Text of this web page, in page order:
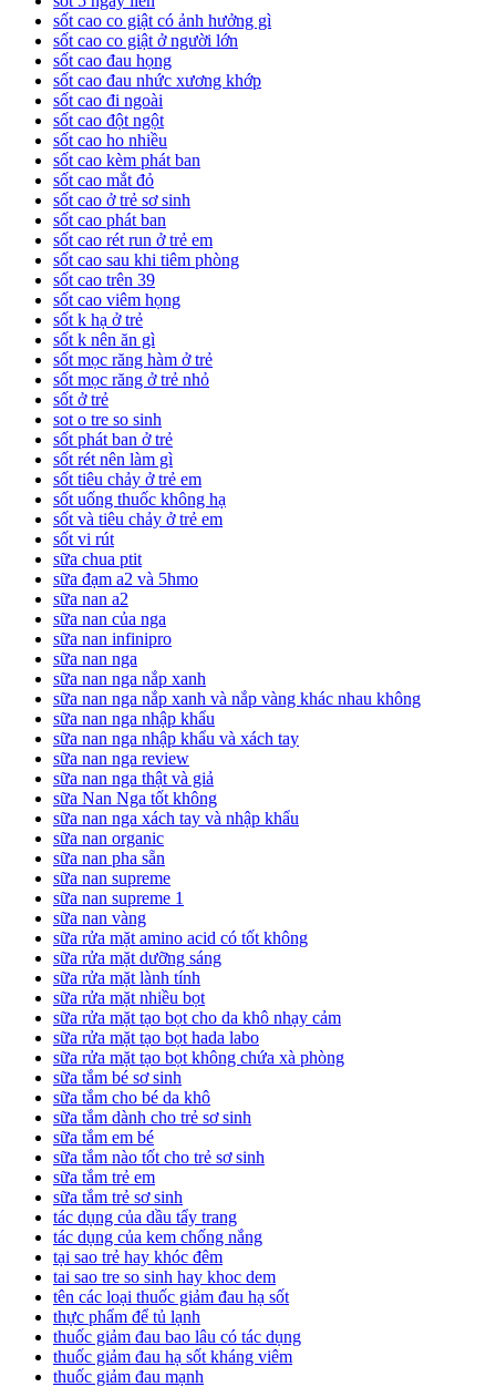
sốt cao co giật có ảnh hưởng gì
sốt cao co giật ở người lớn
sốt cao đau họng
sốt cao đau nhức xương khớp
sốt cao đi ngoài
sốt cao đột ngột
sốt cao ho nhiều
sốt cao kèm phát ban
sốt cao mắt đỏ
sốt cao ở trẻ sơ sinh
sốt cao phát ban
sốt cao rét run ở trẻ em
sốt cao sau khi tiêm phòng
sốt cao trên 39
sốt cao viêm họng
sốt k hạ ở trẻ
sốt k nên ăn gì
sốt mọc răng hàm ở trẻ
sốt mọc răng ở trẻ nhỏ
sốt ở trẻ
sot o tre so sinh
sốt phát ban ở trẻ
sốt rét nên làm gì
sốt tiêu chảy ở trẻ em
sốt uống thuốc không hạ
sốt và tiêu chảy ở trẻ em
sốt vi rút
sữa chua ptit
sữa đạm a2 và 5hmo
sữa nan a2
sữa nan của nga
sữa nan infinipro
sữa nan nga
sữa nan nga nắp xanh
sữa nan nga nắp xanh và nắp vàng khác nhau không
sữa nan nga nhập khẩu
sữa nan nga nhập khẩu và xách tay
sữa nan nga review
sữa nan nga thật và giả
sữa Nan Nga tốt không
sữa nan nga xách tay và nhập khẩu
sữa nan organic
sữa nan pha sẵn
sữa nan supreme
sữa nan supreme 1
sữa nan vàng
sữa rửa mặt amino acid có tốt không
sữa rửa mặt dưỡng sáng
sữa rửa mặt lành tính
sữa rửa mặt nhiều bọt
sữa rửa mặt tạo bọt cho da khô nhạy cảm
sữa rửa mặt tạo bọt hada labo
sữa rửa mặt tạo bọt không chứa xà phòng
sữa tắm bé sơ sinh
sữa tắm cho bé da khô
sữa tắm dành cho trẻ sơ sinh
sữa tắm em bé
sữa tắm nào tốt cho trẻ sơ sinh
sữa tắm trẻ em
sữa tắm trẻ sơ sinh
tác dụng của dầu tẩy trang
tác dụng của kem chống nắng
tại sao trẻ hay khóc đêm
tai sao tre so sinh hay khoc dem
tên các loại thuốc giảm đau hạ sốt
thực phẩm để tủ lạnh
thuốc giảm đau bao lâu có tác dụng
thuốc giảm đau hạ sốt kháng viêm
thuốc giảm đau mạnh